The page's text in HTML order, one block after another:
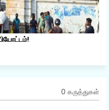
0 கருத்துகள்